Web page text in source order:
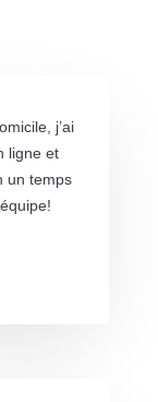
j’ai
ligne et
un temps